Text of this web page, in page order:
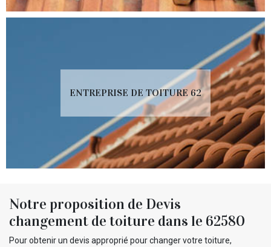
ENTREPRISE DE TOITURE 62
Notre proposition de Devis
changement de toiture dans le 62580
Pour obtenir un devis approprié pour changer votre toiture,